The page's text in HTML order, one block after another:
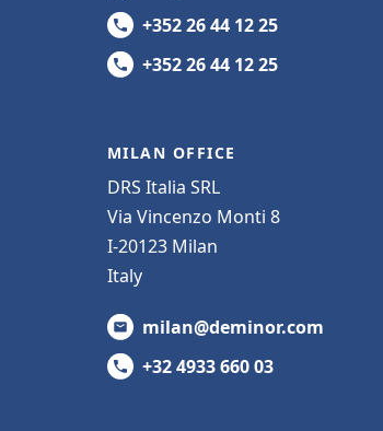
+352 26 44 12 25
+352 26 44 12 25
MILAN OFFICE
DRS Italia SRL
Via Vincenzo Monti 8
I-20123 Milan
Italy
milan@deminor.com
+32 4933 660 03